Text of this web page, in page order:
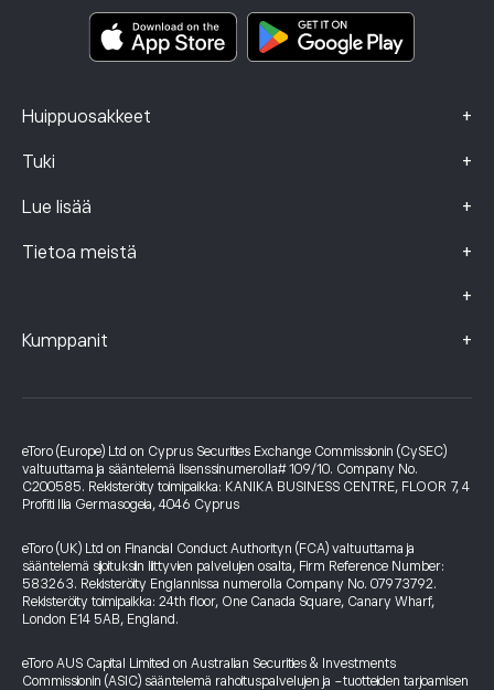
Huippuosakkeet +
Tuki +
Lue lisää +
Tietoa meistä +
+
Valitustiedot (FCA-asiakkaat)
Kumppanit +
eToro (Europe) Ltd on Cyprus Securities Exchange Commissionin (CySEC)
valtuuttama ja sääntelemä lisenssinumerolla# 109/10. Company No.
C200585. Rekisteröity toimipaikka: KANIKA BUSINESS CENTRE, FLOOR 7, 4
Profiti Ilia Germasogeia, 4046 Cyprus
eToro (UK) Ltd on Financial Conduct Authorityn (FCA) valtuuttama ja
sääntelemä sijoituksiin liittyvien palvelujen osalta, Firm Reference Number:
583263. Rekisteröity Englannissa numerolla Company No. 07973792.
Rekisteröity toimipaikka: 24th floor, One Canada Square, Canary Wharf,
London E14 5AB, England.
eToro AUS Capital Limited on Australian Securities & Investments
Commissionin (ASIC) sääntelemä rahoituspalvelujen ja -tuotteiden tarjoamisen